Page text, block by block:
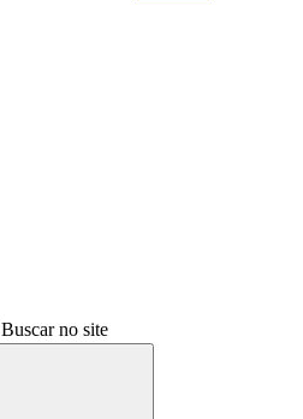
Buscar no site